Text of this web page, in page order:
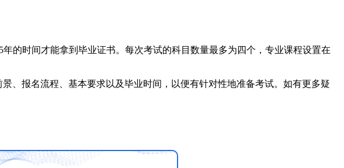
的时间才能拿到毕业证书。每次考试的科目数量最多为四个，专业课程设置在
、报名流程、基本要求以及毕业时间，以便有针对性地准备考试。如有更多疑